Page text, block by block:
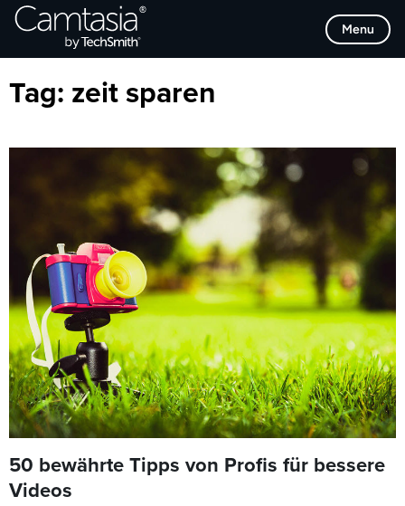
Direkt
zum
Menu
Browse Categories
Tag: zeit sparen
50 bewährte Tipps von Profis für bessere
Videos